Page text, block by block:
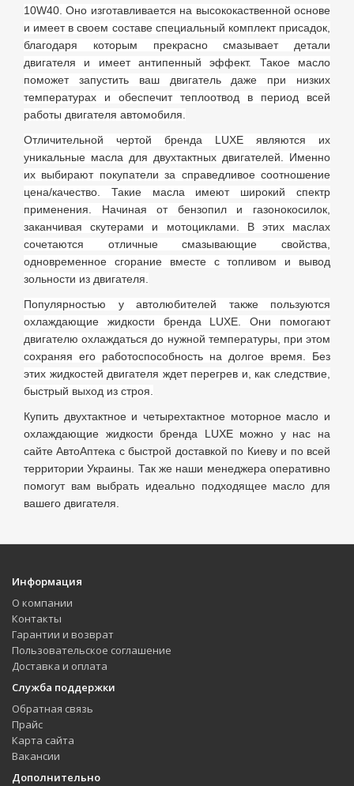
10W40. Оно изготавливается на высококаственной основе
и имеет в своем составе специальный комплект присадок,
благодаря которым прекрасно смазывает детали
двигателя и имеет антипенный эффект. Такое масло
поможет запустить ваш двигатель даже при низких
температурах и обеспечит теплоотвод в период всей
работы двигателя автомобиля.
Отличительной чертой бренда LUXE являются их
уникальные масла для двухтактных двигателей. Именно
их выбирают покупатели за справедливое соотношение
цена/качество. Такие масла имеют широкий спектр
применения. Начиная от бензопил и газонокосилок,
заканчивая скутерами и мотоциклами. В этих маслах
сочетаются отличные смазывающие свойства,
одновременное сгорание вместе с топливом и вывод
зольности из двигателя.
Популярностью у автолюбителей также пользуются
охлаждающие жидкости бренда LUXE. Они помогают
двигателю охлаждаться до нужной температуры, при этом
сохраняя его работоспособность на долгое время. Без
этих жидкостей двигателя ждет перегрев и, как следствие,
быстрый выход из строя.
Купить двухтактное и четырехтактное моторное масло и
охлаждающие жидкости бренда LUXE можно у нас на
сайте АвтоАптека с быстрой доставкой по Киеву и по всей
территории Украины. Так же наши менеджера оперативно
помогут вам выбрать идеально подходящее масло для
вашего двигателя.
Информация
О компании
Контакты
Гарантии и возврат
Пользовательское соглашение
Доставка и оплата
Служба поддержки
Обратная связь
Прайс
Карта сайта
Вакансии
Дополнительно